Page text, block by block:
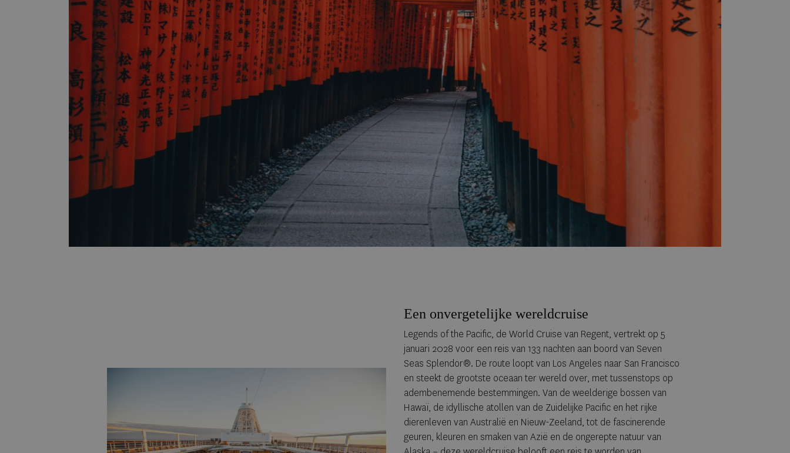
Een onvergetelijke wereldcruise
Legends of the Pacific, de World Cruise van Regent, vertrekt op 5
januari 2028 voor een reis van 133 nachten aan boord van Seven
Seas Splendor®. De route loopt van Los Angeles naar San Francisco
en steekt de grootste oceaan ter wereld over, met tussenstops op
adembenemende bestemmingen. Van de weelderige bossen van
Hawaï, de idyllische atollen van de Zuidelijke Pacific en het rijke
dierenleven van Australië en Nieuw-Zeeland, tot de fascinerende
geuren, kleuren en smaken van Azië en de ongerepte natuur van